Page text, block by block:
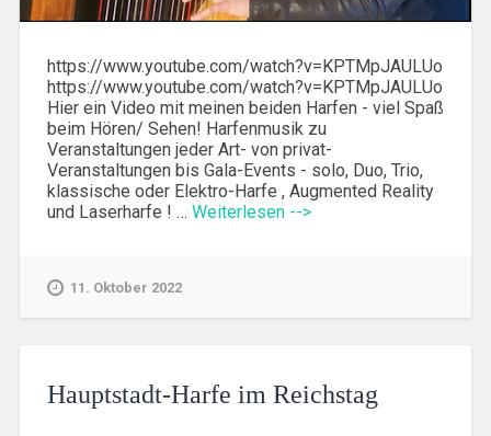
https://www.youtube.com/watch?v=KPTMpJAULUo
https://www.youtube.com/watch?v=KPTMpJAULUo
Hier ein Video mit meinen beiden Harfen - viel Spaß
beim Hören/ Sehen! Harfenmusik zu
Veranstaltungen jeder Art- von privat-
Veranstaltungen bis Gala-Events - solo, Duo, Trio,
klassische oder Elektro-Harfe , Augmented Reality
und Laserharfe ! … Weiterlesen -->
11. Oktober 2022
Hauptstadt-Harfe im Reichstag